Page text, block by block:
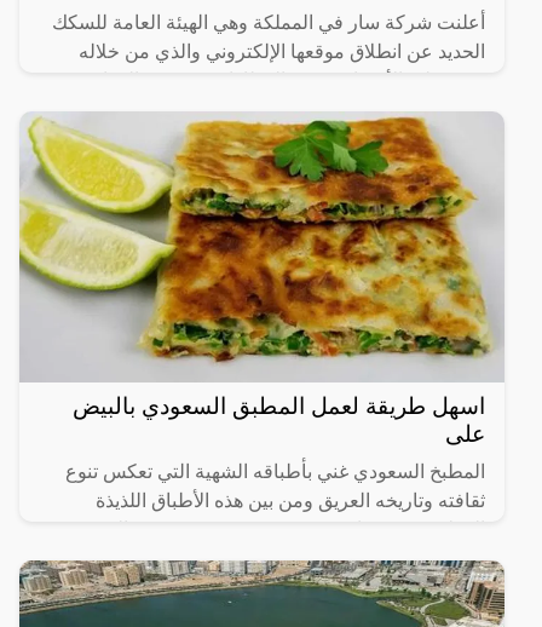
أعلنت شركة سار في المملكة وهي الهيئة العامة للسكك
الحديد عن انطلاق موقعها الإلكتروني والذي من خلاله
المختلفة لها،
اسهل طريقة لعمل المطبق السعودي بالبيض
على
المطبخ السعودي غني بأطباقه الشهية التي تعكس تنوع
ثقافته وتاريخه العريق ومن بين هذه الأطباق اللذيذة
واللحم المفروم